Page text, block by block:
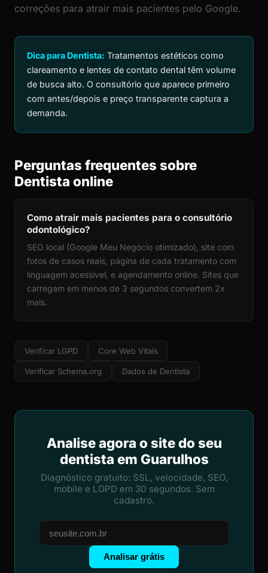
correções para atrair mais pacientes pelo Google.
Dica para Dentista: Tratamentos estéticos como
clareamento e lentes de contato dental têm volume
de busca alto. O consultório que aparece primeiro
com antes/depois e preço transparente captura a
demanda.
Perguntas frequentes sobre
Dentista online
Como atrair mais pacientes para o consultório
odontológico?
SEO local (Google Meu Negócio otimizado), site com
fotos de casos reais, página de cada tratamento com
linguagem acessível, e agendamento online. Sites que
carregam em menos de 3 segundos convertem 2x
mais.
Verificar LGPD Core Web Vitals
Verificar Schema.org Dados de Dentista
Analise agora o site do seu
dentista em Guarulhos
Diagnóstico gratuito: SSL, velocidade, SEO,
mobile e LGPD em 30 segundos. Sem
cadastro.
Analisar grátis